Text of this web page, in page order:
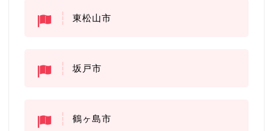
東松山市
坂戸市
鶴ヶ島市